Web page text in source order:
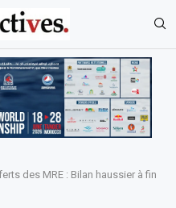
des MRE : Bilan haussier à fin